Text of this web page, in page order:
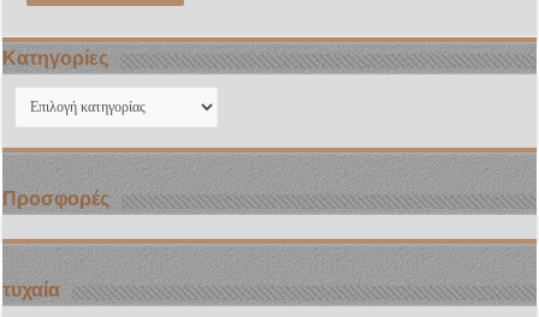
Kατηγορίες
Kατηγορίες
Προσφορές
τυχαία